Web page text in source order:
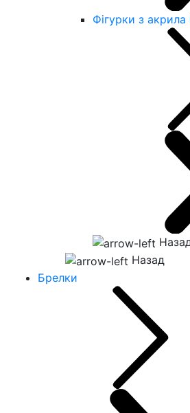
Фігурки з
Назад
Брелки